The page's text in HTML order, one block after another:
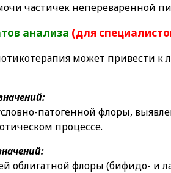
частичек непереваренной
анализа (для
может привести к
патогенной флоры,
процессе.
облигатной флоры (бифидо- и